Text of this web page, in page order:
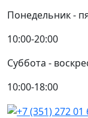
Понедельник -
10:00-20:00
Суббота -
10:00-18:00